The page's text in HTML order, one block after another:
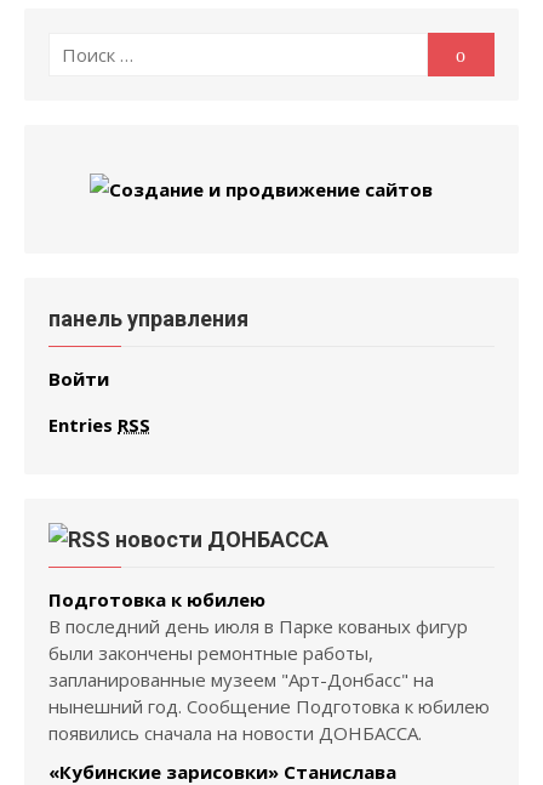
Поиск
Поиск
панель управления
Войти
Entries RSS
новости ДОНБАССА
Подготовка к юбилею
В последний день июля в Парке кованых фигур
были закончены ремонтные работы,
запланированные музеем "Арт-Донбасс" на
нынешний год. Сообщение Подготовка к юбилею
появились сначала на новости ДОНБАССА.
«Кубинские зарисовки» Станислава